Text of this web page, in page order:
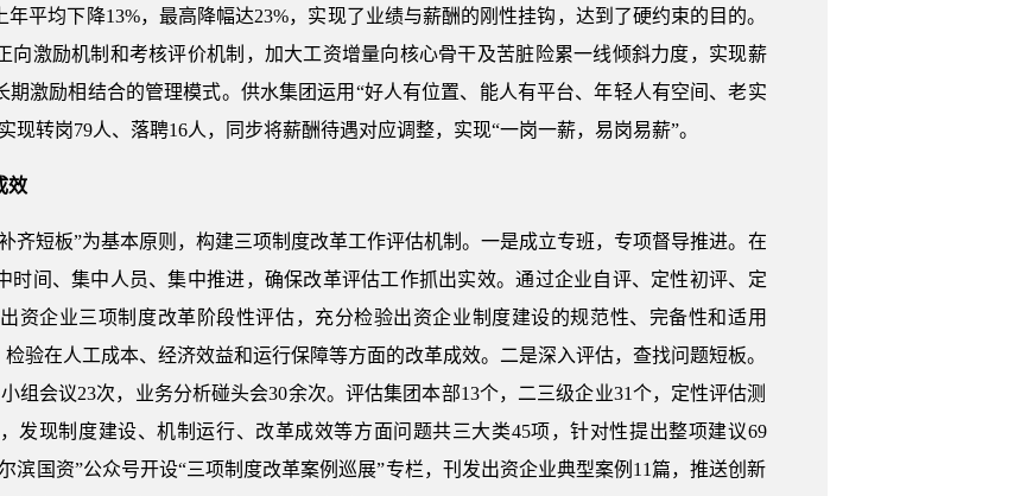
平均下降13%，最高降幅达23%，实现了业绩与薪酬的刚性挂钩，达到了硬约束的目的。
向激励机制和考核评价机制，加大工资增量向核心骨干及苦脏险累一线倾斜力度，实现薪
激励相结合的管理模式。供水集团运用“好人有位置、能人有平台、年轻人有空间、老实
现转岗79人、落聘16人，同步将薪酬待遇对应调整，实现“一岗一薪，易岗易薪”。
效
齐短板”为基本原则，构建三项制度改革工作评估机制。一是成立专班，专项督导推进。在
时间、集中人员、集中推进，确保改革评估工作抓出实效。通过企业自评、定性初评、定
资企业三项制度改革阶段性评估，充分检验出资企业制度建设的规范性、完备性和适用
验在人工成本、经济效益和运行保障等方面的改革成效。二是深入评估，查找问题短板。
组会议23次，业务分析碰头会30余次。评估集团本部13个，二三级企业31个，定性评估测
发现制度建设、机制运行、改革成效等方面问题共三大类45项，针对性提出整项建议69
滨国资”公众号开设“三项制度改革案例巡展”专栏，刊发出资企业典型案例11篇，推送创新